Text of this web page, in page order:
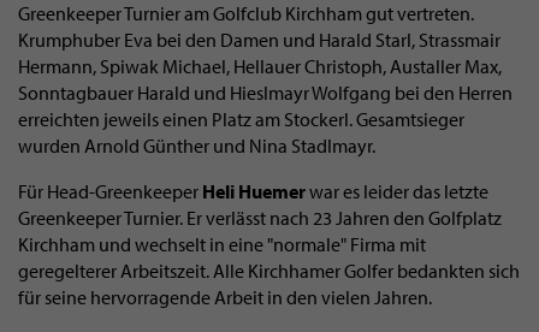
Greenkeeper Turnier am Golfclub Kirchham gut vertreten.
Krumphuber Eva bei den Damen und Harald Starl, Strassmair
Hermann, Spiwak Michael, Hellauer Christoph, Austaller Max,
Sonntagbauer Harald und Hieslmayr Wolfgang bei den Herren
erreichten jeweils einen Platz am Stockerl. Gesamtsieger
wurden Arnold Günther und Nina Stadlmayr.
Für Head-Greenkeeper Heli Huemerwar es leider das letzte
Greenkeeper Turnier. Er verlässt nach 23 Jahren den Golfplatz
Kirchham und wechselt in eine "normale" Firma mit
geregelterer Arbeitszeit. Alle Kirchhamer Golfer bedankten sich
für seine hervorragende Arbeit in den vielen Jahren.